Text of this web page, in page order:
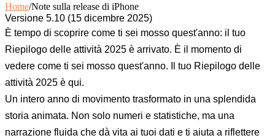
Home/Note sulla release di iPhone
Versione 5.10 (15 dicembre 2025)
È tempo di scoprire come ti sei mosso quest'anno: il tuo
Riepilogo delle attività 2025 è arrivato. È il momento di
vedere come ti sei mosso quest'anno. Il tuo Riepilogo delle
attività 2025 è qui.
Un intero anno di movimento trasformato in una splendida
storia animata. Non solo numeri e statistiche, ma una
narrazione fluida che dà vita ai tuoi dati e ti aiuta a riflettere